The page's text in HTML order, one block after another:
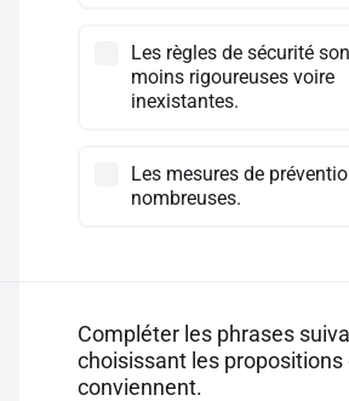
Les règles de sécurité
moins rigoureuses voire
inexistantes.
Les mesures de
nombreuses.
Compléter les phrases
choisissant les propositions
conviennent.